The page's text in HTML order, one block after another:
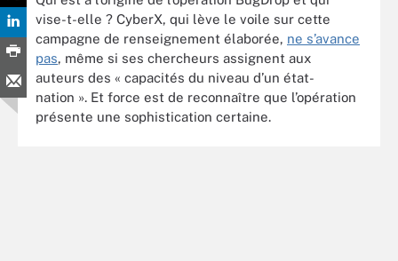
vise-t-elle ? CyberX, qui lève le voile sur cette
campagne de renseignement élaborée, ne s’avance
pas, même si ses chercheurs assignent aux
auteurs des « capacités du niveau d’un état-
nation ». Et force est de reconnaître que l’opération
présente une sophistication certaine.